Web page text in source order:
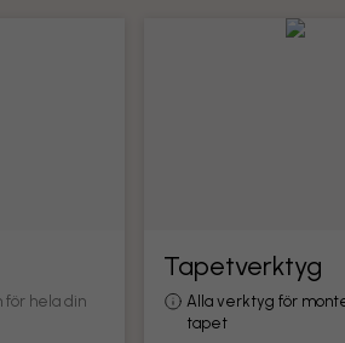
för hela din
Tapetverktyg
Alla verktyg för
tapet